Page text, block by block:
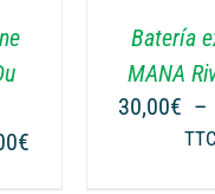
€
Batería
MANA
30,00€ –
TTC
LES
ÊTRE